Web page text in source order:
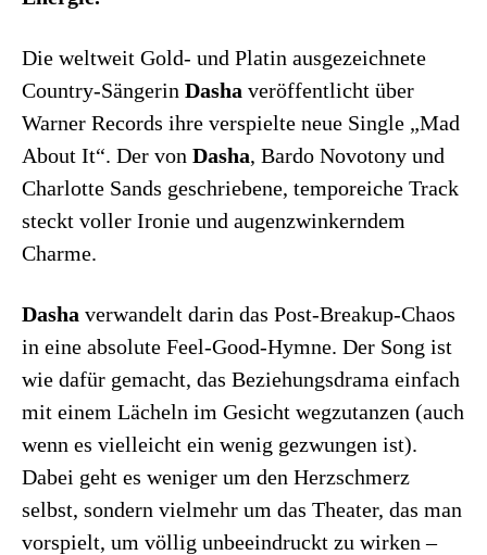
Die weltweit Gold- und Platin ausgezeichnete
Country-Sängerin Dasha veröffentlicht über
Warner Records ihre verspielte neue Single „Mad
About It“. Der von Dasha, Bardo Novotony und
Charlotte Sands geschriebene, temporeiche Track
steckt voller Ironie und augenzwinkerndem
Charme.
Dasha verwandelt darin das Post-Breakup-Chaos
in eine absolute Feel-Good-Hymne. Der Song ist
wie dafür gemacht, das Beziehungsdrama einfach
mit einem Lächeln im Gesicht wegzutanzen (auch
wenn es vielleicht ein wenig gezwungen ist).
Dabei geht es weniger um den Herzschmerz
selbst, sondern vielmehr um das Theater, das man
vorspielt, um völlig unbeeindruckt zu wirken –